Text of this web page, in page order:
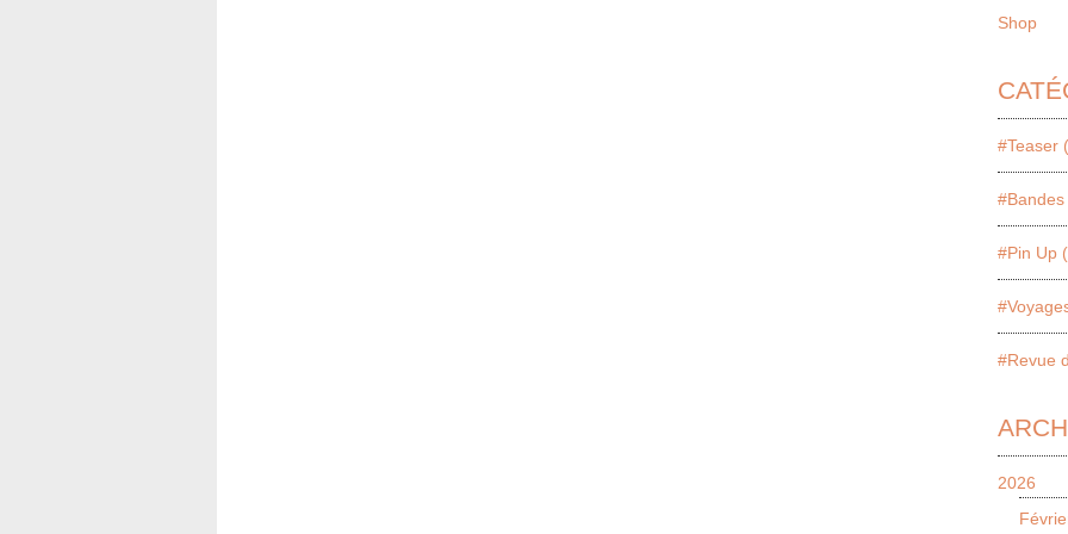
Shop
#Teaser
#Pin Up
#Revue
2026